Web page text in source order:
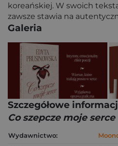
koreańskiej. W swoich
zawsze stawia na
Galeria
Szczegółowe
Co szepcze moje serce
Wydawnictwo: